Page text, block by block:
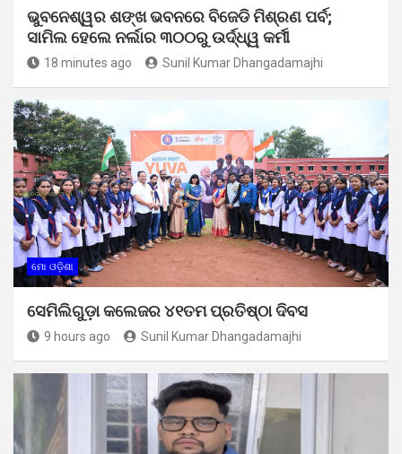
ଭୁବନେଶ୍ୱର ଶଙ୍ଖ ଭବନରେ ବିଜେଡି ମିଶ୍ରଣ ପର୍ବ;
ସାମିଲ ହେଲେ ନର୍ଲାର ୩୦୦ରୁ ଉର୍ଦ୍ଧ୍ୱ କର୍ମୀ
18 minutes ago Sunil Kumar Dhangadamajhi
ମୋ ଓଡ଼ିଶା
ସେମିଲିଗୁଡ଼ା କଲେଜର ୪୧ତମ ପ୍ରତିଷ୍ଠା ଦିବସ
9 hours ago Sunil Kumar Dhangadamajhi